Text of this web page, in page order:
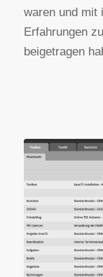
waren und mit
Erfahrungen
beigetragen